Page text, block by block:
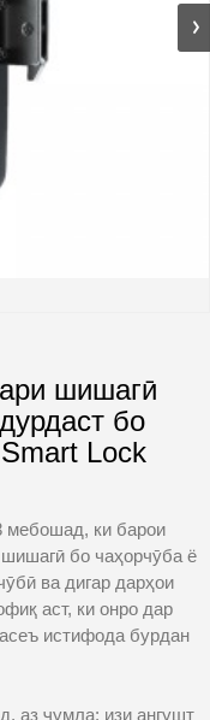
шишагӣ
бо
Lock
мебошад, ки барои
бо чаҳорчӯба ё
ва дигар дарҳои
аст, ки онро дар
истифода бурдан
аз ҷумла: изи ангушт